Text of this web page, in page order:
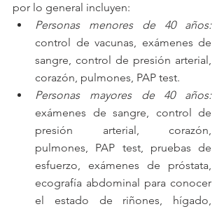
por lo general incluyen:
Personas menores de 40 años:
control de vacunas, exámenes de
sangre, control de presión arterial,
corazón, pulmones, PAP test.
Personas mayores de 40 años:
exámenes de sangre, control de
presión arterial, corazón,
pulmones, PAP test, pruebas de
esfuerzo, exámenes de próstata,
ecografía abdominal para conocer
el estado de riñones, hígado,